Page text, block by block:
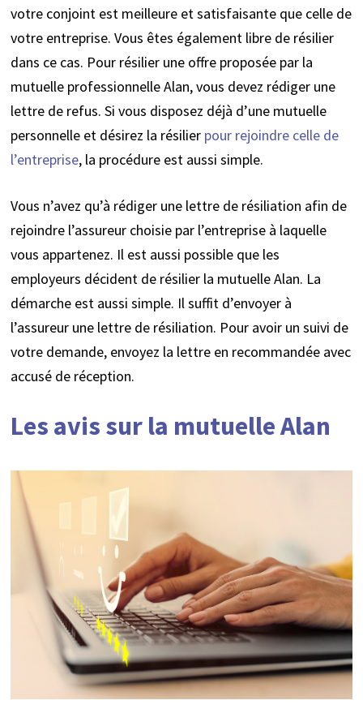
votre conjoint est meilleure et satisfaisante que celle de
votre entreprise. Vous êtes également libre de résilier
dans ce cas. Pour résilier une offre proposée par la
mutuelle professionnelle Alan, vous devez rédiger une
lettre de refus. Si vous disposez déjà d’une mutuelle
personnelle et désirez la résilier pour rejoindre celle de
l’entreprise, la procédure est aussi simple.
Vous n’avez qu’à rédiger une lettre de résiliation afin de
rejoindre l’assureur choisie par l’entreprise à laquelle
vous appartenez. Il est aussi possible que les
employeurs décident de résilier la mutuelle Alan. La
démarche est aussi simple. Il suffit d’envoyer à
l’assureur une lettre de résiliation. Pour avoir un suivi de
votre demande, envoyez la lettre en recommandée avec
accusé de réception.
Les avis sur la mutuelle Alan